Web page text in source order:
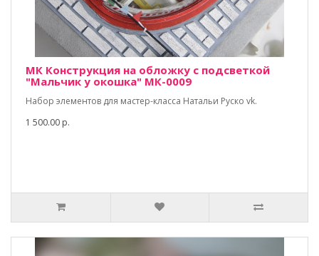
МК Конструкция на обложку с подсветкой
"Мальчик у окошка" МК-0009
Набор элементов для мастер-класса Натальи Руско vk.
1 500.00 р.